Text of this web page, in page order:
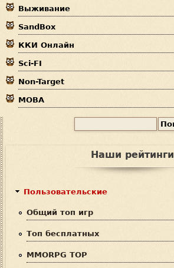
е
с
ь
Выживание
SandBox
ККИ Онлайн
Sci-FI
Non-Target
MOBA
Наши рейтинги
Пользовательские
Общий топ игр
Топ бесплатных
MMORPG TOP